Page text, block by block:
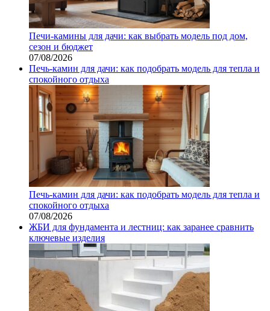
Печи-камины для дачи: как выбрать модель под дом,
сезон и бюджет
07/08/2026
Печь-камин для дачи: как подобрать модель для тепла и
спокойного отдыха
Печь-камин для дачи: как подобрать модель для тепла и
спокойного отдыха
07/08/2026
ЖБИ для фундамента и лестниц: как заранее сравнить
ключевые изделия